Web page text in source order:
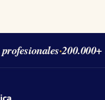
·200.000+